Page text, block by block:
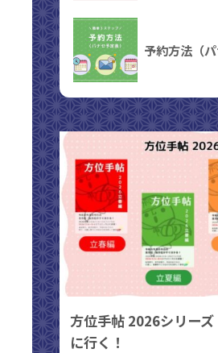
予約方法（
方位手帖 2026シリー
に行く！